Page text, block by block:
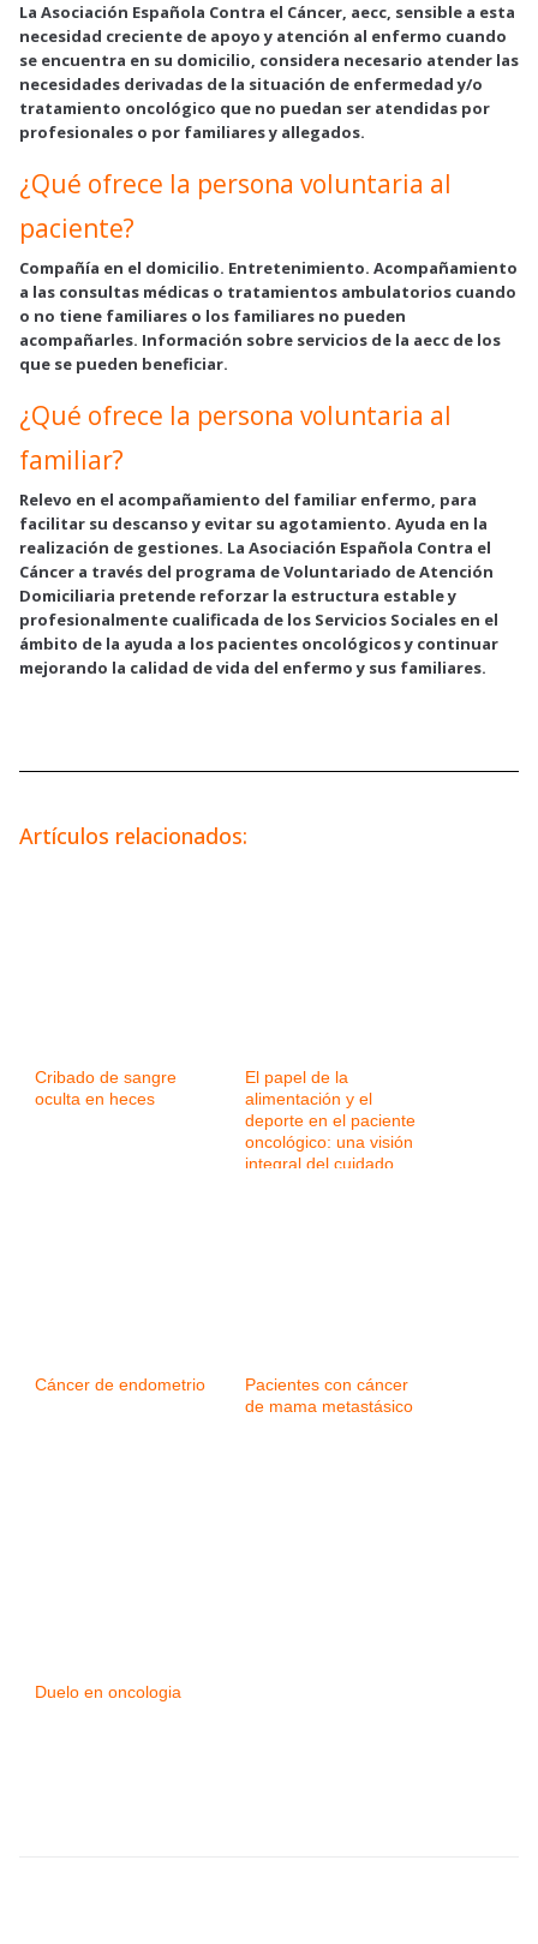
La Asociación Española Contra el Cáncer, aecc, sensible a esta
necesidad creciente de apoyo y atención al enfermo cuando
se encuentra en su domicilio, considera necesario atender las
necesidades derivadas de la situación de enfermedad y/o
tratamiento oncológico que no puedan ser atendidas por
profesionales o por familiares y allegados.
¿Qué ofrece la persona voluntaria al
paciente?
Compañía en el domicilio. Entretenimiento. Acompañamiento
a las consultas médicas o tratamientos ambulatorios cuando
o no tiene familiares o los familiares no pueden
acompañarles. Información sobre servicios de la aecc de los
que se pueden beneficiar.
¿Qué ofrece la persona voluntaria al
familiar?
Relevo en el acompañamiento del familiar enfermo, para
facilitar su descanso y evitar su agotamiento. Ayuda en la
realización de gestiones. La Asociación Española Contra el
Cáncer a través del programa de Voluntariado de Atención
Domiciliaria pretende reforzar la estructura estable y
profesionalmente cualificada de los Servicios Sociales en el
ámbito de la ayuda a los pacientes oncológicos y continuar
mejorando la calidad de vida del enfermo y sus familiares.
Artículos relacionados:
Cribado de sangre
oculta en heces
El papel de la
alimentación y el
deporte en el paciente
oncológico: una visión
integral del cuidado
Cáncer de endometrio
Pacientes con cáncer
de mama metastásico
Duelo en oncologia